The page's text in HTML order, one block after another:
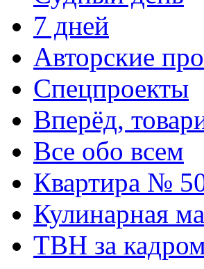
7 дней
Авторские
Спецпроекты
Вперёд,
Все обо всем
Квартира №
Кулинарная
ТВН за